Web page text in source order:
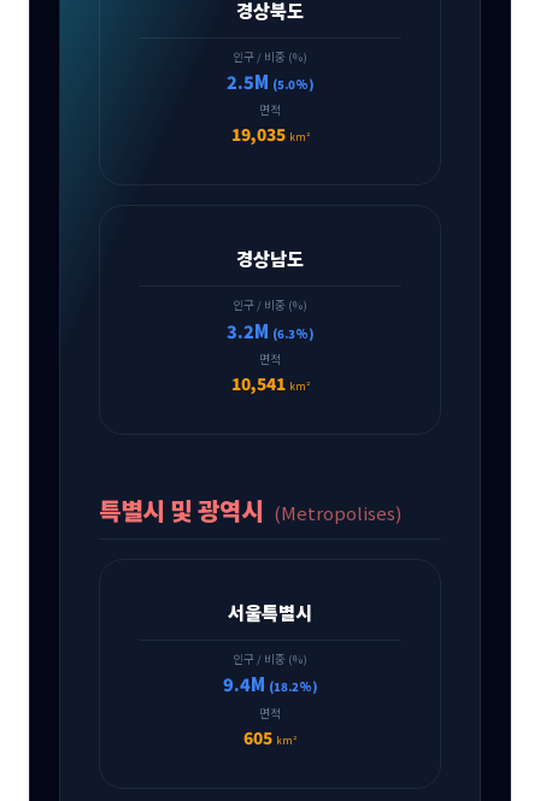
경상북도
인구 / 비중 (%)
2.5M (5.0%)
면적
19,035 km²
경상남도
인구 / 비중 (%)
3.2M (6.3%)
면적
10,541 km²
특별시 및 광역시 (Metropolises)
서울특별시
인구 / 비중 (%)
9.4M (18.2%)
면적
605 km²